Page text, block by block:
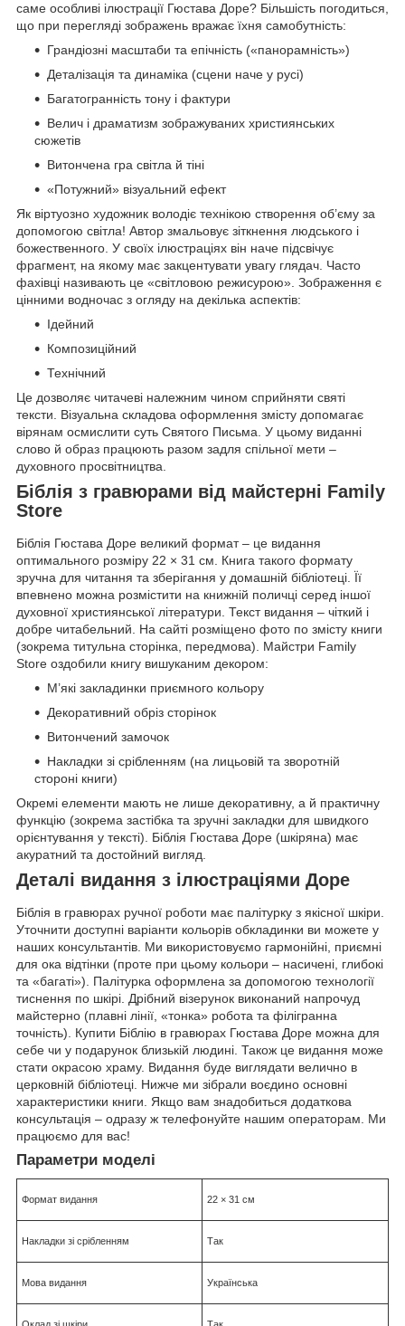
саме особливі ілюстрації Гюстава Доре? Більшість погодиться,
що при перегляді зображень вражає їхня самобутність:
Грандіозні масштаби та епічність («панорамність»)
Деталізація та динаміка (сцени наче у русі)
Багатогранність тону і фактури
Велич і драматизм зображуваних християнських
сюжетів
Витончена гра світла й тіні
«Потужний» візуальний ефект
Як віртуозно художник володіє технікою створення об’єму за
допомогою світла! Автор змальовує зіткнення людського і
божественного. У своїх ілюстраціях він наче підсвічує
фрагмент, на якому має закцентувати увагу глядач. Часто
фахівці називають це «світловою режисурою». Зображення є
цінними водночас з огляду на декілька аспектів:
Ідейний
Композиційний
Технічний
Це дозволяє читачеві належним чином сприйняти святі
тексти. Візуальна складова оформлення змісту допомагає
вірянам осмислити суть Святого Письма. У цьому виданні
слово й образ працюють разом задля спільної мети –
духовного просвітництва.
Біблія з гравюрами від майстерні Family
Store
Біблія Гюстава Доре великий формат – це видання
оптимального розміру 22 × 31 см. Книга такого формату
зручна для читання та зберігання у домашній бібліотеці. Її
впевнено можна розмістити на книжній поличці серед іншої
духовної християнської літератури. Текст видання – чіткий і
добре читабельний. На сайті розміщено фото по змісту книги
(зокрема титульна сторінка, передмова). Майстри Family
Store оздобили книгу вишуканим декором:
М’які закладинки приємного кольору
Декоративний обріз сторінок
Витончений замочок
Накладки зі срібленням (на лицьовій та зворотній
стороні книги)
Окремі елементи мають не лише декоративну, а й практичну
функцію (зокрема застібка та зручні закладки для швидкого
орієнтування у тексті). Біблія Гюстава Доре (шкіряна) має
акуратний та достойний вигляд.
Деталі видання з ілюстраціями Доре
Біблія в гравюрах ручної роботи має палітурку з якісної шкіри.
Уточнити доступні варіанти кольорів обкладинки ви можете у
наших консультантів. Ми використовуємо гармонійні, приємні
для ока відтінки (проте при цьому кольори – насичені, глибокі
та «багаті»). Палітурка оформлена за допомогою технології
тиснення по шкірі. Дрібний візерунок виконаний напрочуд
майстерно (плавні лінії, «тонка» робота та філігранна
точність). Купити Біблію в гравюрах Гюстава Доре можна для
себе чи у подарунок близькій людині. Також це видання може
стати окрасою храму. Видання буде виглядати велично в
церковній бібліотеці. Нижче ми зібрали воєдино основні
характеристики книги. Якщо вам знадобиться додаткова
консультація – одразу ж телефонуйте нашим операторам. Ми
працюємо для вас!
Параметри моделі
Формат видання 22 × 31 см
Накладки зі срібленням Так
Мова видання Українська